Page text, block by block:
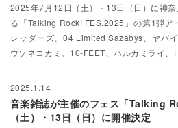
2025年7月12日（土）・13日（日）に神
る「Talking Rock! FES.2025」の第1弾ア
レッダーズ、04 Limited Sazabys、ヤバ
ウソネコカミ、10-FEET、ハルカミライ、
2025.1.14
音楽雑誌が主催のフェス「Talking
（土）・13日（日）に開催決定